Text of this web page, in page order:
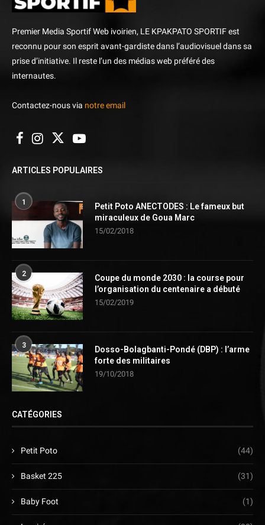
Premier Media Sportif Web ivoirien, LE KPAKPATO SPORTIF est
reconnu pour son esprit avant-gardiste dans l’audiovisuel dans sa
prise d’initiative. Il reste l’un des médias web préféré des
internautes.
Contactez-nous via notre email
ARTICLES POPULAIRES
1
Petit Poto ANECTODES : Le fameux but
miraculeux de Goua Marc
15/02/2018
2
Coupe du monde 2030 : la course pour
l’organisation du centenaire a débuté
15/02/2019
3
Dosso-Bolagbanti-Pondé (DBP) : l’arme
forte des militaires
19/10/2018
CATÉGORIES
Petit Poto (44)
Basket 225 (31)
Baby Foot (1)